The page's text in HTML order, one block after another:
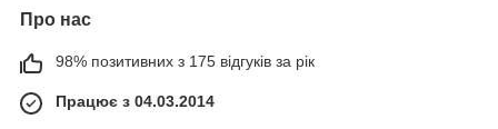
Про нас
98% позитивних з 175 відгуків за рік
Працює з 04.03.2014